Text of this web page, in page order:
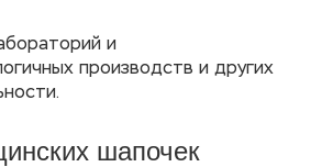
и
производств и других
шапочек